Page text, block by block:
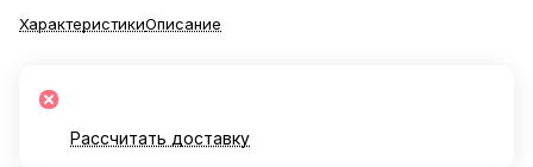
ХарактеристикиОписание
Рассчитать доставку